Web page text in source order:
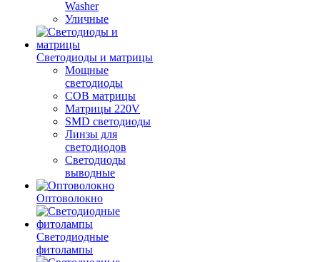
Washer
Уличные
Светодиоды и матрицы
Мощные
светодиоды
COB матрицы
Матрицы 220V
SMD светодиоды
Линзы для
светодиодов
Светодиоды
выводные
Оптоволокно
Светодиодные
фитолампы